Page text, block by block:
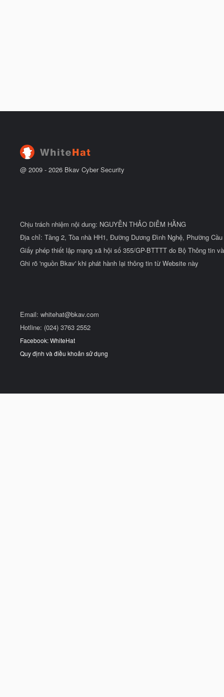
@ 2009 - 2026 Bkav Cyber Security
Chịu trách nhiệm nội dung: NGUYỄN THẢO DIỄM HẰNG
Địa chỉ: Tầng 2, Tòa nhà HH1, Đường Dương Đình Nghệ, Phường
Giấy phép thiết lập mạng xã hội số 355/GP-BTTTT do Bộ Thông tin
Ghi rõ 'nguồn Bkav' khi phát hành lại thông tin từ Website này
Email: whitehat@bkav.com
Hotline: (024) 3763 2552
Facebook: WhiteHat
Quy định và điều khoản sử dụng